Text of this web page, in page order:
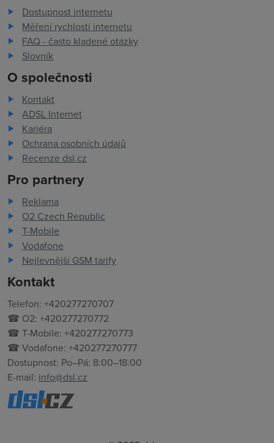
Dostupnost internetu
Měření rychlosti internetu
FAQ - často kladené otázky
Slovník
O společnosti
Kontakt
ADSL Internet
Kariéra
Ochrana osobních údajů
Recenze dsl.cz
Pro partnery
Reklama
O2 Czech Republic
T-Mobile
Vodafone
Nejlevnější GSM tarify
Kontakt
Telefon: +420277270707
☎ O2: +420277270772
☎ T-Mobile: +420277270773
☎ Vodafone: +420277270777
Dostupnost: Po–Pá: 8:00–18:00
E-mail: info@dsl.cz